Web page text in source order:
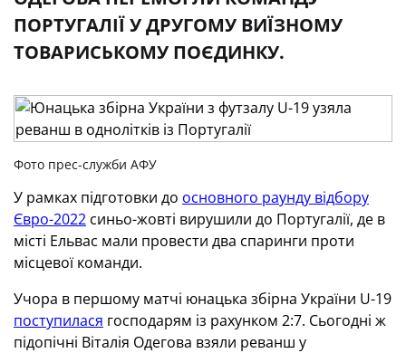
ПОРТУГАЛІЇ У ДРУГОМУ ВИЇЗНОМУ
ТОВАРИСЬКОМУ ПОЄДИНКУ.
Фото прес-служби АФУ
У рамках підготовки до основного раунду відбору
Євро-2022 синьо-жовті вирушили до Португалії, де в
місті Ельвас мали провести два спаринги проти
місцевої команди.
Учора в першому матчі юнацька збірна України U-19
поступилася господарям із рахунком 2:7. Сьогодні ж
підопічні Віталія Одегова взяли реванш у